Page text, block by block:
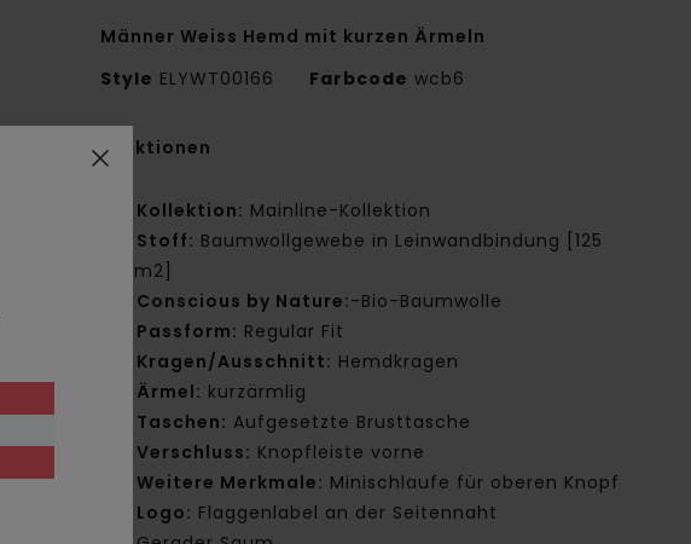
Männer Weiss Hemd mit kurzen Ärmeln
Style ELYWT00166 Farbcode wcb6
Funktionen
Kollektion: Mainline-Kollektion
Stoff: Baumwollgewebe in Leinwandbindung [125
g/m2]
Conscious by Nature:-Bio-Baumwolle
Passform: Regular Fit
Kragen/Ausschnitt: Hemdkragen
Ärmel: kurzärmlig
Taschen: Aufgesetzte Brusttasche
Verschluss: Knopfleiste vorne
Weitere Merkmale: Minischlaufe für oberen Knopf
Logo: Flaggenlabel an der Seitennaht